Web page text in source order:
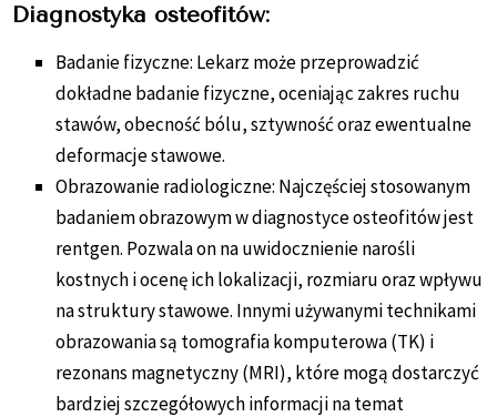
Diagnostyka osteofitów:
Badanie fizyczne: Lekarz może przeprowadzić
dokładne badanie fizyczne, oceniając zakres ruchu
stawów, obecność bólu, sztywność oraz ewentualne
deformacje stawowe.
Obrazowanie radiologiczne: Najczęściej stosowanym
badaniem obrazowym w diagnostyce osteofitów jest
rentgen. Pozwala on na uwidocznienie narośli
kostnych i ocenę ich lokalizacji, rozmiaru oraz wpływu
na struktury stawowe. Innymi używanymi technikami
obrazowania są tomografia komputerowa (TK) i
rezonans magnetyczny (MRI), które mogą dostarczyć
bardziej szczegółowych informacji na temat